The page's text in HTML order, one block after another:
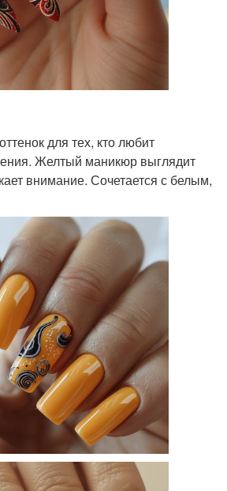
для тех, кто любит
Желтый маникюр выглядит
внимание. Сочетается с белым,